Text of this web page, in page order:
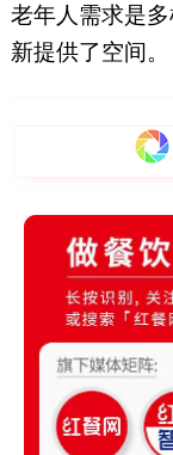
老年人需求是
新提供了空间。